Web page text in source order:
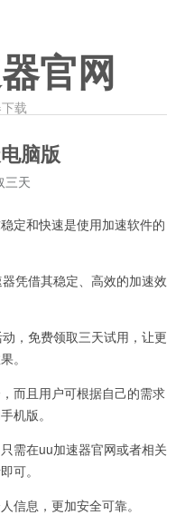
官网
载
脑版
三天
和快速是使用加速软件的
凭借其稳定、高效的加速效
，免费领取三天试用，让更
。
且用户可根据自己的需求
机版。
在uu加速器官网或者相关
可。
息，更加安全可靠。